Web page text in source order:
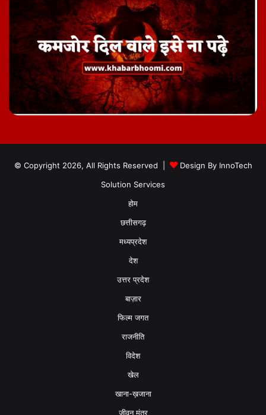
© Copyright 2026, All Rights Reserved | Design By InnoTech
Solution Services
होम
छत्तीसगढ़
मध्यप्रदेश
देश
उत्तर प्रदेश
बाज़ार
फिल्म जगत
राजनीति
विदेश
खेल
खाना-ख़जाना
जीवन मंत्र